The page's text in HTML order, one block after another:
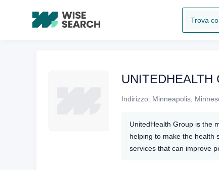
UNITEDHEALTH
Indirizzo: Minneapolis,
UnitedHealth Group is the
helping to make the health
services that can improve